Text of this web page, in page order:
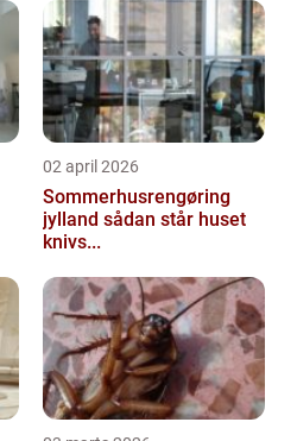
02 april 2026
Sommerhusrengøring
jylland sådan står huset
knivs...